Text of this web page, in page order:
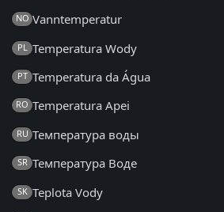
NO Vanntemperatur
PL Temperatura Wody
PT Temperatura da Água
RO Temperatura Apei
RU Температура воды
SR Температура Воде
SK Teplota Vody